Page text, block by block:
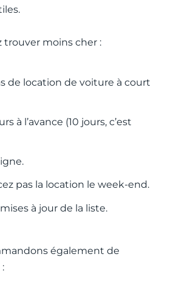
trouver moins cher :
de location de voiture à court
à l’avance (10 jours, c’est
pas la location le week-end.
à jour de la liste.
également de